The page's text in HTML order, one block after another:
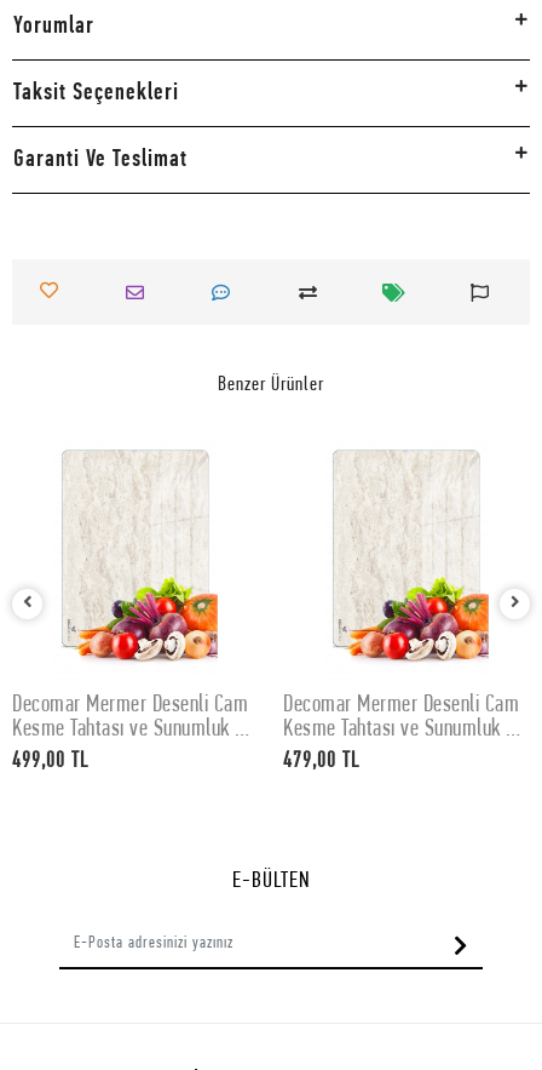
Yorumlar
Taksit Seçenekleri
Garanti Ve Teslimat
Benzer Ürünler
SEPETE EKLE
Decomar Mermer Desenli Cam
Kesme Tahtası ve Sunumluk 30
x 40 cm
499,00 TL
SEPETE EKLE
Decomar Mermer Desenli Cam
Kesme Tahtası ve Sunumluk 25
x 35 cm
479,00 TL
E-BÜLTEN